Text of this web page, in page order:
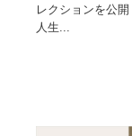
レクションを公
人生...